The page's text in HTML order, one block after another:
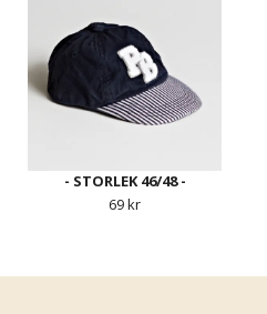
- STORLEK 46/48 -
69 kr